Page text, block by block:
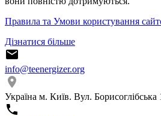
Правила та Умови користування
Дізнатися більше
info@teenergizer.org
Україна м. Київ. Вул. Борисоглібська